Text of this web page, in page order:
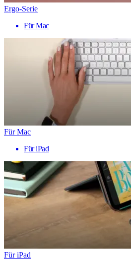
Ergo-Serie
Für Mac
Für Mac
Für iPad
Für iPad